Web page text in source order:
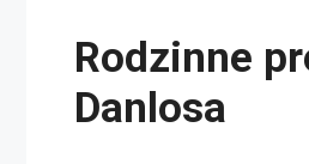
Rodzinne
Danlosa